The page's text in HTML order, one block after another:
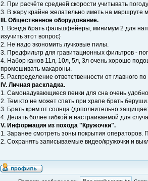
2. При расчёте средней скорости учитывать
3. В жару крайне желательно иметь на маршруте
III. Общественное оборудование.
1. Всегда брать фальшфейеры, минимум 2 для
изучить этот вопрос)
2. Не надо экономить лучковые пилы.
3. Предфильтр для гравитационных фильтров -
4. Набор канов 11л, 10л, 5л, 3л очень хорошо
промешивать макароны.
5. Распределение ответственности от главного
IV. Личная раскладка.
1. Самонадувающиеся пенки для сна очень
2. Тем кто не может спать при храпе брать беруши.
3. Брать крем от солнца (дополнительно
4. Делать более гибкой и настраиваемой для
V. Информация из похода "Кружочки".
1. Заранее смотреть зоны покрытия операторов.
2. Сохранять записываемые видео/кружочки и